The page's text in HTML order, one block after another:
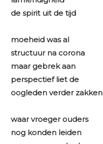
de spirit uit de tijd
moeheid was al
structuur na corona
maar gebrek aan
perspectief liet de
oogleden verder zakken
waar vroeger ouders
nog konden leiden